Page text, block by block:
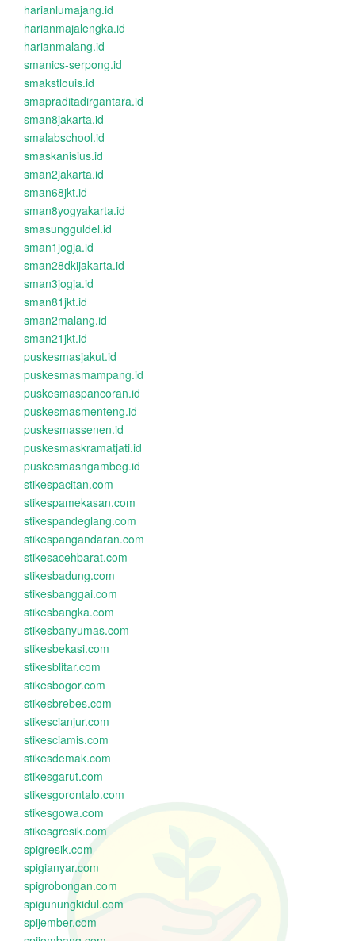
harianlumajang.id
harianmajalengka.id
harianmalang.id
smanics-serpong.id
smakstlouis.id
smapraditadirgantara.id
sman8jakarta.id
smalabschool.id
smaskanisius.id
sman2jakarta.id
sman68jkt.id
sman8yogyakarta.id
smasungguldel.id
sman1jogja.id
sman28dkijakarta.id
sman3jogja.id
sman81jkt.id
sman2malang.id
sman21jkt.id
puskesmasjakut.id
puskesmasmampang.id
puskesmaspancoran.id
puskesmasmenteng.id
puskesmassenen.id
puskesmaskramatjati.id
puskesmasngambeg.id
stikespacitan.com
stikespamekasan.com
stikespandeglang.com
stikespangandaran.com
stikesacehbarat.com
stikesbadung.com
stikesbanggai.com
stikesbangka.com
stikesbanyumas.com
stikesbekasi.com
stikesblitar.com
stikesbogor.com
stikesbrebes.com
stikescianjur.com
stikesciamis.com
stikesdemak.com
stikesgarut.com
stikesgorontalo.com
stikesgowa.com
stikesgresik.com
spigresik.com
spigianyar.com
spigrobongan.com
spigunungkidul.com
spijember.com